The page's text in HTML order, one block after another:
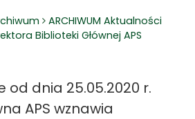
ARCHIWUM Aktualności
Biblioteki Głównej APS
od dnia 25.05.2020 r.
APS wznawia